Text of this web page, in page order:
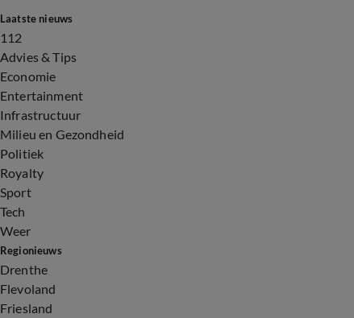
Laatste nieuws
112
Advies & Tips
Economie
Entertainment
Infrastructuur
Milieu en Gezondheid
Politiek
Royalty
Sport
Tech
Weer
Regionieuws
Drenthe
Flevoland
Friesland